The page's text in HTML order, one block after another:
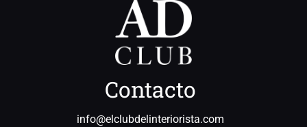
Contacto
info@elclubdelinteriorista.com